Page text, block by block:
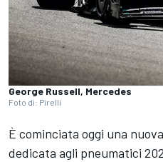
George Russell, Mercedes
Foto di: Pirelli
È cominciata oggi una
dedicata agli pneumatici